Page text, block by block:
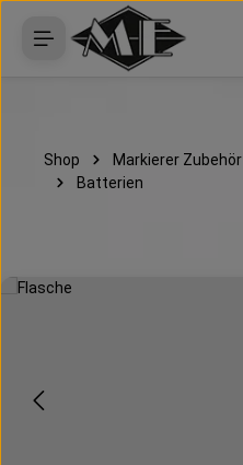
Zum Hauptinhalt springen
Shop Markierer Zubehör
Batterien
überspringen